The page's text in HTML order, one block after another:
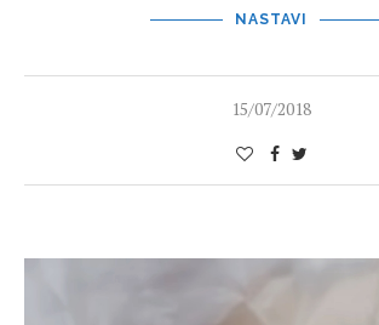
NASTAVI
15/07/2018